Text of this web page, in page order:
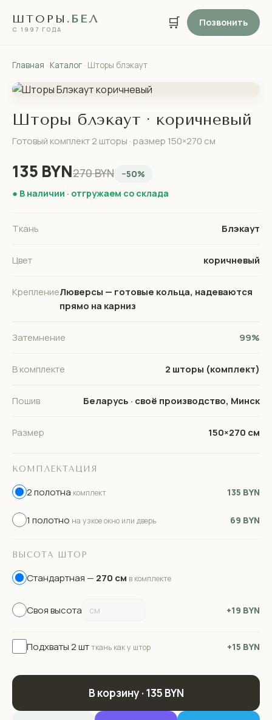
ШТОРЫ .БЕЛ
С 1997 ГОДА 🛒 Позвонить
Главная · Каталог · Шторы блэкаут
Шторы блэкаут · коричневый
Готовый комплект 2 шторы · размер 150×270 см
135 BYN270 BYN
−50%
● В наличии · отгружаем со склада
Ткань Блэкаут
Цвет коричневый
КреплениеЛюверсы — готовые кольца, надеваются
прямо на карниз
Затемнение 99%
В комплекте 2 шторы (комплект)
Пошив Беларусь · своё производство, Минск
Размер 150×270 см
КОМПЛЕКТАЦИЯ
2 полотна комплект 135 BYN
1 полотно на узкое окно или дверь 69 BYN
ВЫСОТА ШТОР
Стандартная — 270 см в комплекте
Своя высота +19 BYN
Подхваты 2 штткань как у штор +15 BYN
В корзину · 135 BYN